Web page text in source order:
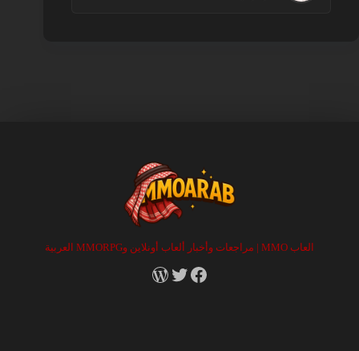
العاب MMO | مراجعات وأخبار ألعاب أونلاين وMMORPG العربية
Facebook
X
RSS